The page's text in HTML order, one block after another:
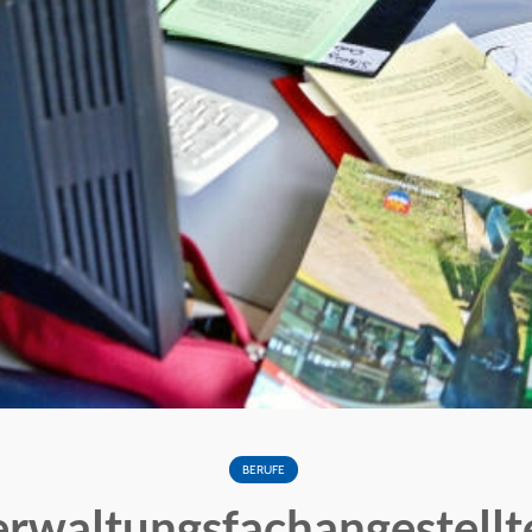
BERUFE